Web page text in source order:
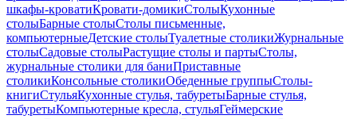
шкафы-кроватиКровати-домикиСтолыКухонные
столыБарные столыСтолы письменные,
компьютерныеДетские столыТуалетные столикиЖурнальные
столыСадовые столыРастущие столы и партыСтолы,
журнальные столики для баниПриставные
столикиКонсольные столикиОбеденные группыСтолы-
книгиСтульяКухонные стулья, табуретыБарные стулья,
табуретыКомпьютерные кресла, стульяГеймерские